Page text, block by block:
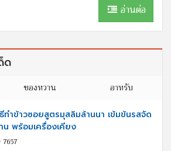
อ่านต่อ
ด
ของหวาน อาหรับ
ทำข้าวซอยสูตรมุสลิมล้านนา เข้มข้นรสจัด
น พร้อมเครื่องเคียง
7657